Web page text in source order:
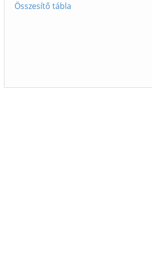
Összesítő tábla